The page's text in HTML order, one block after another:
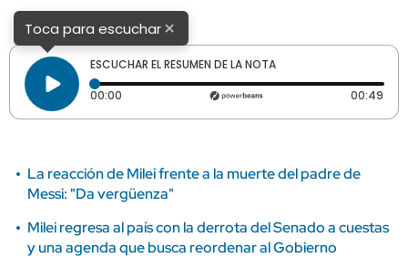
Toca para escuchar×
ESCUCHAR EL RESUMEN DE LA NOTA
00:00 Tiempo transcurrido: 0 segundos 00:49
La reacción de Milei frente a la muerte del padre de
Messi: "Da vergüenza"
Milei regresa al país con la derrota del Senado a cuestas
y una agenda que busca reordenar al Gobierno